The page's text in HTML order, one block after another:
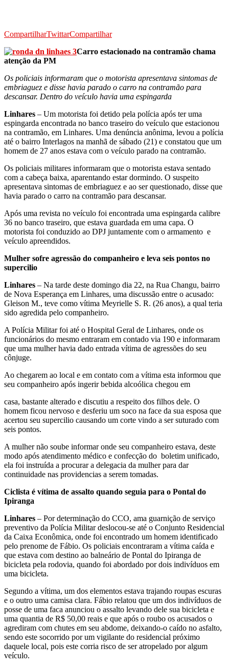
CompartilharTwittarCompartilhar
Carro estacionado na contramão chama
atenção da PM
Os policiais informaram que o motorista apresentava sintomas de
embriaguez e disse havia parado o carro na contramão para
descansar. Dentro do veículo havia uma espingarda
Linhares – Um motorista foi detido pela polícia após ter uma
espingarda encontrada no banco traseiro do veículo que estacionou
na contramão, em Linhares. Uma denúncia anônima, levou a polícia
até o bairro Interlagos na manhã de sábado (21) e constatou que um
homem de 27 anos estava com o veículo parado na contramão.
Os policiais militares informaram que o motorista estava sentado
com a cabeça baixa, aparentando estar dormindo. O suspeito
apresentava sintomas de embriaguez e ao ser questionado, disse que
havia parado o carro na contramão para descansar.
Após uma revista no veículo foi encontrada uma espingarda calibre
36 no banco traseiro, que estava guardada em uma capa. O
motorista foi conduzido ao DPJ juntamente com o armamento e
veículo apreendidos.
Mulher sofre agressão do companheiro e leva seis pontos no
supercilio
Linhares – Na tarde deste domingo dia 22, na Rua Changu, bairro
de Nova Esperança em Linhares, uma discussão entre o acusado:
Gleison M., teve como vítima Meyrielle S. R. (26 anos), a qual teria
sido agredida pelo companheiro.
A Polícia Militar foi até o Hospital Geral de Linhares, onde os
funcionários do mesmo entraram em contado via 190 e informaram
que uma mulher havia dado entrada vítima de agressões do seu
cônjuge.
Ao chegarem ao local e em contato com a vítima esta informou que
seu companheiro após ingerir bebida alcoólica chegou em
casa, bastante alterado e discutiu a respeito dos filhos dele. O
homem ficou nervoso e desferiu um soco na face da sua esposa que
acertou seu supercilio causando um corte vindo a ser suturado com
seis pontos.
A mulher não soube informar onde seu companheiro estava, deste
modo após atendimento médico e confecção do boletim unificado,
ela foi instruída a procurar a delegacia da mulher para dar
continuidade nas providencias a serem tomadas.
Ciclista é vítima de assalto quando seguia para o Pontal do
Ipiranga
Linhares – Por determinação do CCO, ama guarnição de serviço
preventivo da Polícia Militar deslocou-se até o Conjunto Residencial
da Caixa Econômica, onde foi encontrado um homem identificado
pelo prenome de Fábio. Os policiais encontraram a vítima caída e
que estava com destino ao balneário de Pontal do Ipiranga de
bicicleta pela rodovia, quando foi abordado por dois indivíduos em
uma bicicleta.
Segundo a vítima, um dos elementos estava trajando roupas escuras
e o outro uma camisa clara. Fábio relatou que um dos indivíduos de
posse de uma faca anunciou o assalto levando dele sua bicicleta e
uma quantia de R$ 50,00 reais e que após o roubo os acusados o
agrediram com chutes em seu abdome, deixando-o caído no asfalto,
sendo este socorrido por um vigilante do residencial próximo
daquele local, pois este corria risco de ser atropelado por algum
veículo.